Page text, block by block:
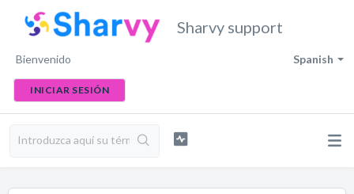
Sharvy support
Spanish
Bienvenido
INICIAR SESIÓN